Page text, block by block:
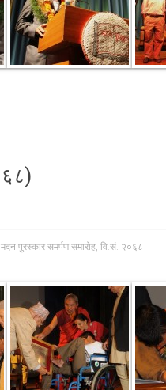
मदन पुरस्कार समर्पण समारोह, वि.सं. २०६८